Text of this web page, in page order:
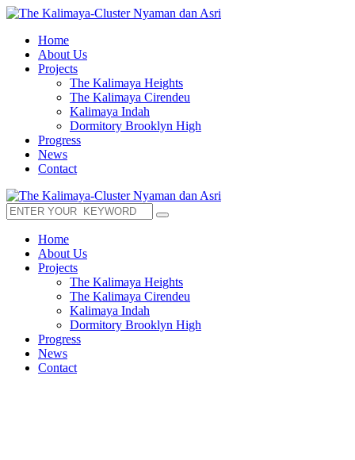
Home
About Us
Projects
The Kalimaya Heights
The Kalimaya Cirendeu
Kalimaya Indah
Dormitory Brooklyn High
Progress
News
Contact
Home
About Us
Projects
The Kalimaya Heights
The Kalimaya Cirendeu
Kalimaya Indah
Dormitory Brooklyn High
Progress
News
Contact